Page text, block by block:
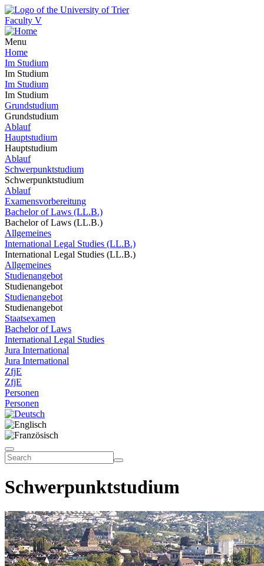
Faculty V
Menu
Home
Im Studium
Im Studium
Im Studium
Im Studium
Grundstudium
Grundstudium
Ablauf
Hauptstudium
Hauptstudium
Ablauf
Schwerpunktstudium
Schwerpunktstudium
Ablauf
Examensvorbereitung
Bachelor of Laws (LL.B.)
Bachelor of Laws (LL.B.)
Allgemeines
International Legal Studies (LL.B.)
International Legal Studies (LL.B.)
Allgemeines
Studienangebot
Studienangebot
Studienangebot
Studienangebot
Staatsexamen
Bachelor of Laws
International Legal Studies
Jura International
Jura International
ZfjE
ZfjE
Personen
Personen
Schwerpunktstudium